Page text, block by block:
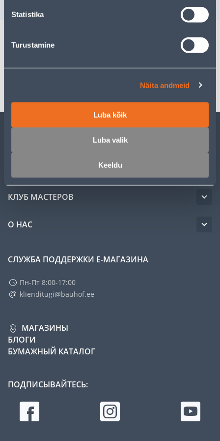
Statistika
Turustamine
Näita andmeid
Luba kõik
Luba valik
Keeldu
ОБСЛУЖИВАНИЕ ЧАСТНЫХ КЛИЕНТОВ
КЛУБ МАСТЕРОВ
О НАС
СЛУЖБА ПОДДЕРЖКИ Е-МАГАЗИНА
Пн-Пт 8:00-17:00
klienditugi@bauhof.ee
МАГАЗИНЫ
БЛОГИ
БУМАЖНЫЙ КАТАЛОГ
ПОДПИСЫВАЙТЕСЬ: